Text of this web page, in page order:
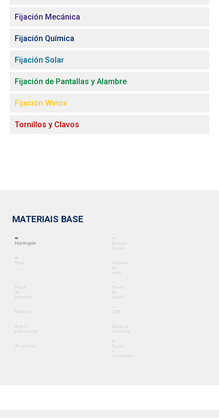
Fijación Mecánica
Fijación Química
Fijación Solar
Fijación de Pantallas y Alambre
Fijación Winox
Tornillos y Clavos
MATERIAIS BASE
Hormigón
Bloque
hueco
Roca
Paneles
de
yeso
Placa
de
cemento
Panel
de
pared
Madera OSB
Acero
estructural
Baldosa
metálica
Aluminio
Guías
y
cantidades